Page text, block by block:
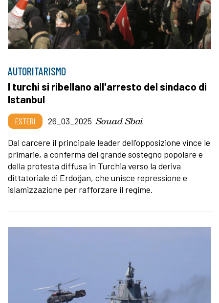
AUTORITARISMO
I turchi si ribellano all'arresto del sindaco di
Istanbul
ESTERI 26_03_2025 Souad Sbai
Dal carcere il principale leader dell'opposizione vince le
primarie, a conferma del grande sostegno popolare e
della protesta diffusa in Turchia verso la deriva
dittatoriale di Erdoğan, che unisce repressione e
islamizzazione per rafforzare il regime.